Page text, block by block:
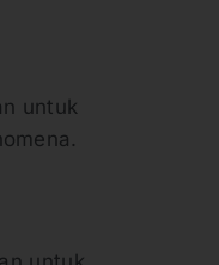
untuk